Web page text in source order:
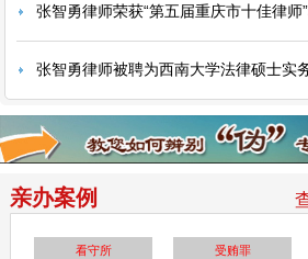
张智勇律师荣获“第五届重庆市十佳律师
张智勇律师被聘为西南大学法律硕士实
亲办案例
看守所 受贿罪